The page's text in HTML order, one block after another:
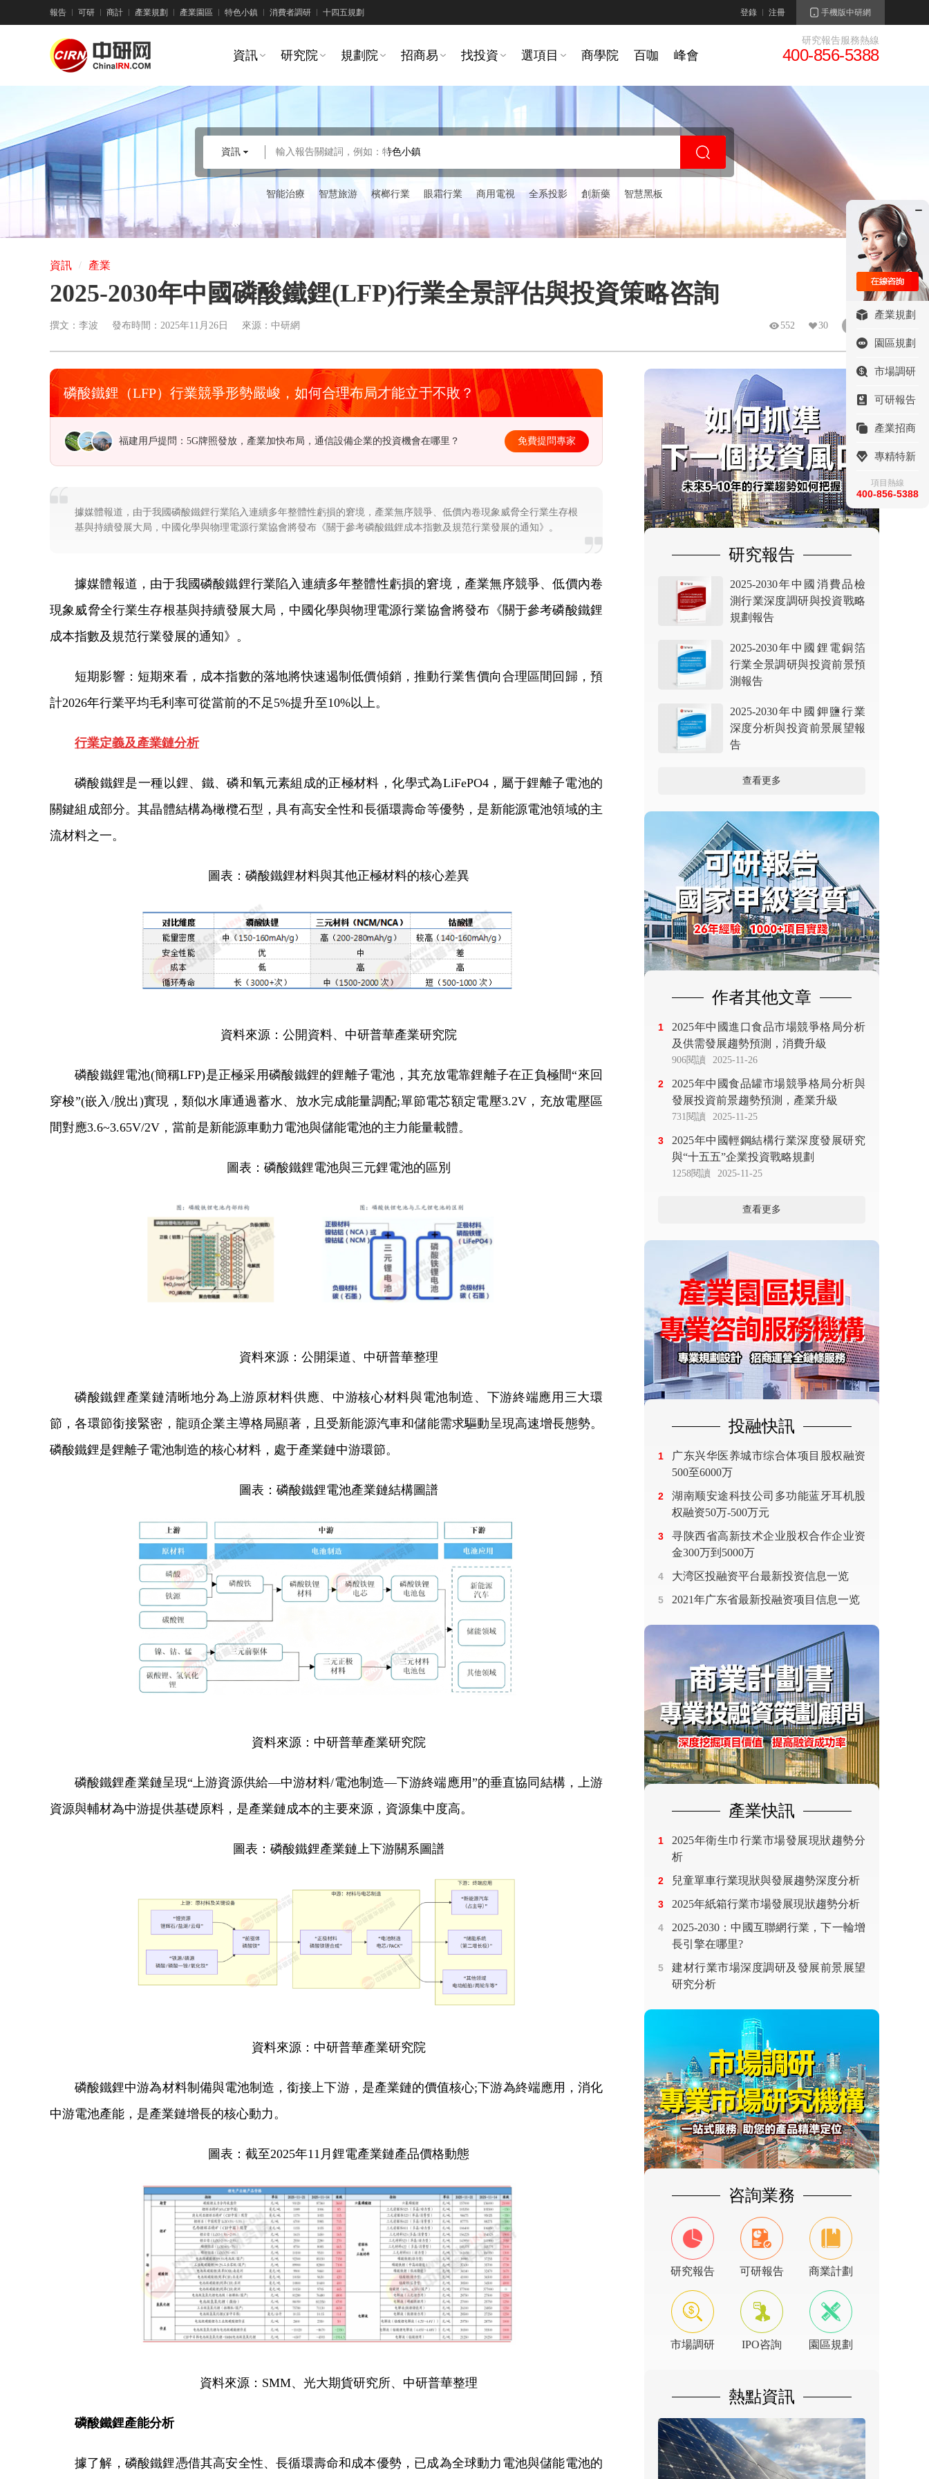
報告 可研 商計 產業規劃 產業園區 特色小鎮 消費者調研 十四五規劃 登錄 注冊 手機版中研網
資訊 研究院 規劃院 招商易 找投資 選項目 商學院 百咖 峰會
研究報告服務熱線
400-856-5388
資訊 輸入報告關鍵詞，例如：特色小鎮
智能治療 智慧旅游 檳榔行業 眼霜行業 商用電視 全系投影 創新藥 智慧黑板
資訊 / 產業
2025-2030年中國磷酸鐵鋰(LFP)行業全景評估與投資策略咨詢
撰文：李波 發布時間：2025年11月26日 來源：中研網 552 30
磷酸鐵鋰（LFP）行業競爭形勢嚴峻，如何合理布局才能立于不敗？
四川用戶提問：行業集中度不斷提高，云計算企業如何準確把握行業投資機會？ 免費提問專家
據媒體報道，由于我國磷酸鐵鋰行業陷入連續多年整體性虧損的窘境，產業無序競爭、低價內卷現象威脅全行業生存根
基與持續發展大局，中國化學與物理電源行業協會將發布《關于參考磷酸鐵鋰成本指數及規范行業發展的通知》。
據媒體報道，由于我國磷酸鐵鋰行業陷入連續多年整體性虧損的窘境，產業無序競爭、低價內卷
現象威脅全行業生存根基與持續發展大局，中國化學與物理電源行業協會將發布《關于參考磷酸鐵鋰
成本指數及規范行業發展的通知》。
短期影響：短期來看，成本指數的落地將快速遏制低價傾銷，推動行業售價向合理區間回歸，預
計2026年行業平均毛利率可從當前的不足5%提升至10%以上。
行業定義及產業鏈分析
磷酸鐵鋰是一種以鋰、鐵、磷和氧元素組成的正極材料，化學式為LiFePO4，屬于鋰離子電池的
關鍵組成部分。其晶體結構為橄欖石型，具有高安全性和長循環壽命等優勢，是新能源電池領域的主
流材料之一。
圖表：磷酸鐵鋰材料與其他正極材料的核心差異
資料來源：公開資料、中研普華產業研究院
磷酸鐵鋰電池(簡稱LFP)是正極采用磷酸鐵鋰的鋰離子電池，其充放電靠鋰離子在正負極間“來回
穿梭”(嵌入/脫出)實現，類似水庫通過蓄水、放水完成能量調配;單節電芯額定電壓3.2V，充放電壓區
間對應3.6~3.65V/2V，當前是新能源車動力電池與儲能電池的主力能量載體。
圖表：磷酸鐵鋰電池與三元鋰電池的區別
資料來源：公開渠道、中研普華整理
磷酸鐵鋰產業鏈清晰地分為上游原材料供應、中游核心材料與電池制造、下游終端應用三大環
節，各環節銜接緊密，龍頭企業主導格局顯著，且受新能源汽車和儲能需求驅動呈現高速增長態勢。
磷酸鐵鋰是鋰離子電池制造的核心材料，處于產業鏈中游環節。
圖表：磷酸鐵鋰電池產業鏈結構圖譜
資料來源：中研普華產業研究院
磷酸鐵鋰產業鏈呈現“上游資源供給—中游材料/電池制造—下游終端應用”的垂直協同結構，上游
資源與輔材為中游提供基礎原料，是產業鏈成本的主要來源，資源集中度高。
圖表：磷酸鐵鋰產業鏈上下游關系圖譜
資料來源：中研普華產業研究院
磷酸鐵鋰中游為材料制備與電池制造，銜接上下游，是產業鏈的價值核心;下游為終端應用，消化
中游電池產能，是產業鏈增長的核心動力。
圖表：截至2025年11月鋰電產業鏈產品價格動態
資料來源：SMM、光大期貨研究所、中研普華整理
磷酸鐵鋰產能分析
據了解，磷酸鐵鋰憑借其高安全性、長循環壽命和成本優勢，已成為全球動力電池與儲能電池的
研究報告
2025-2030年中國消費品檢
測行業深度調研與投資戰略
規劃報告
2025-2030年中國鋰電銅箔
行業全景調研與投資前景預
測報告
2025-2030年中國鉀鹽行業
深度分析與投資前景展望報
告
查看更多
作者其他文章
1
2025年中國進口食品市場競爭格局分析
及供需發展趨勢預測，消費升級
906閱讀 2025-11-26
2
2025年中國食品罐市場競爭格局分析與
發展投資前景趨勢預測，產業升級
731閱讀 2025-11-25
3
2025年中國輕鋼結構行業深度發展研究
與“十五五”企業投資戰略規劃
1258閱讀 2025-11-25
查看更多
投融快訊
1
广东兴华医养城市综合体项目股权融资
500至6000万
2
湖南顺安途科技公司多功能蓝牙耳机股
权融资50万-500万元
3
寻陕西省高新技术企业股权合作企业资
金300万到5000万
4 大湾区投融资平台最新投资信息一览
5 2021年广东省最新投融资项目信息一览
產業快訊
1
2025年衛生巾行業市場發展現狀趨勢分
析
2 兒童單車行業現狀與發展趨勢深度分析
3 2025年紙箱行業市場發展現狀趨勢分析
4
2025-2030：中國互聯網行業，下一輪增
長引擎在哪里?
5
建材行業市場深度調研及發展前景展望
研究分析
咨詢業務
研究報告 可研報告 商業計劃
市場調研 IPO咨詢 園區規劃
熱點資訊
產業規劃
園區規劃
市場調研
可研報告
產業招商
專精特新
項目熱線
400-856-5388